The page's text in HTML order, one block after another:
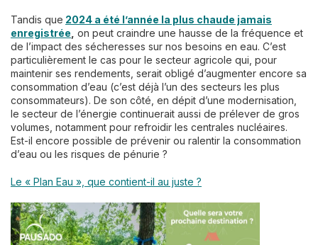
Tandis que 2024 a été l’année la plus chaude jamais
enregistrée on peut craindre une hausse de la fréquence et
de l’impact des sécheresses sur nos besoins en eau. C’est
particulièrement le cas pour le secteur agricole qui, pour
maintenir ses rendements, serait obligé d’augmenter encore sa
consommation d’eau (c’est déjà l’un des secteurs les plus
consommateurs). De son côté, en dépit d’une modernisation,
le secteur de l’énergie continuerait aussi de prélever de gros
volumes, notamment pour refroidir les centrales nucléaires.
Est-il encore possible de prévenir ou ralentir la consommation
d’eau ou les risques de pénurie ?
Le « Plan Eau », que contient-il au juste ?